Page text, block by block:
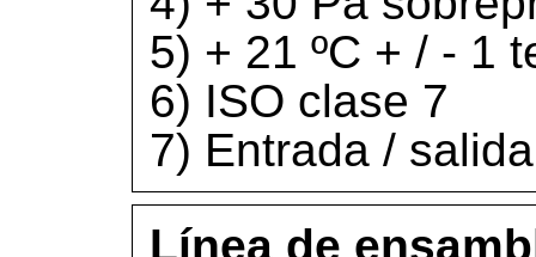
5) + 21 ºC + / - 1
6) ISO clase 7
7) Entrada /
Línea de